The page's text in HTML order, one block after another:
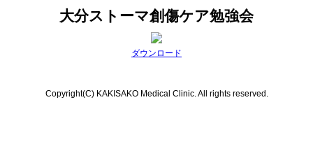
大分ストーマ創傷ケア勉強会
ダウンロード
Copyright(C) KAKISAKO Medical Clinic. All rights reserved.